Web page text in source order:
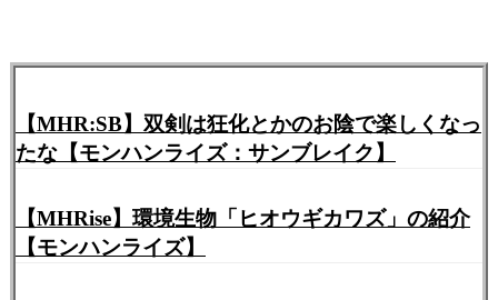
【MHR:SB】双剣は狂化とかのお陰で楽しくなっ
たな【モンハンライズ：サンブレイク】
【MHRise】環境生物「ヒオウギカワズ」の紹介
【モンハンライズ】